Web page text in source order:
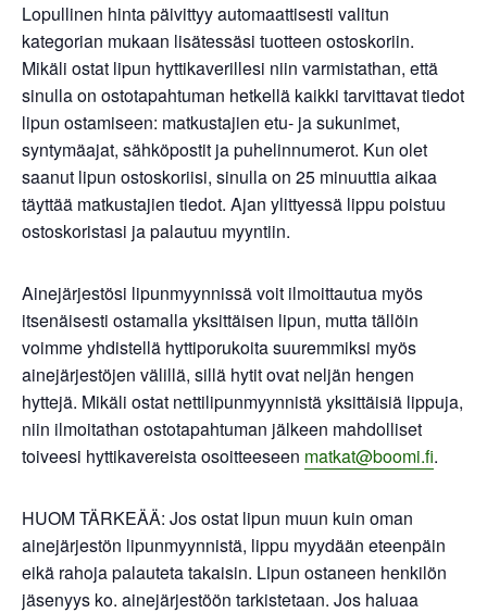
Lopullinen hinta päivittyy automaattisesti valitun
kategorian mukaan lisätessäsi tuotteen ostoskoriin.
Mikäli ostat lipun hyttikaverillesi niin varmistathan, että
sinulla on ostotapahtuman hetkellä kaikki tarvittavat tiedot
lipun ostamiseen: matkustajien etu- ja sukunimet,
syntymäajat, sähköpostit ja puhelinnumerot. Kun olet
saanut lipun ostoskoriisi, sinulla on 25 minuuttia aikaa
täyttää matkustajien tiedot. Ajan ylittyessä lippu poistuu
ostoskoristasi ja palautuu myyntiin.
Ainejärjestösi lipunmyynnissä voit ilmoittautua myös
itsenäisesti ostamalla yksittäisen lipun, mutta tällöin
voimme yhdistellä hyttiporukoita suuremmiksi myös
ainejärjestöjen välillä, sillä hytit ovat neljän hengen
hyttejä. Mikäli ostat nettilipunmyynnistä yksittäisiä lippuja,
niin ilmoitathan ostotapahtuman jälkeen mahdolliset
toiveesi hyttikavereista osoitteeseen matkat@boomi.fi.
HUOM TÄRKEÄÄ: Jos ostat lipun muun kuin oman
ainejärjestön lipunmyynnistä, lippu myydään eteenpäin
eikä rahoja palauteta takaisin. Lipun ostaneen henkilön
jäsenyys ko. ainejärjestöön tarkistetaan. Jos haluaa